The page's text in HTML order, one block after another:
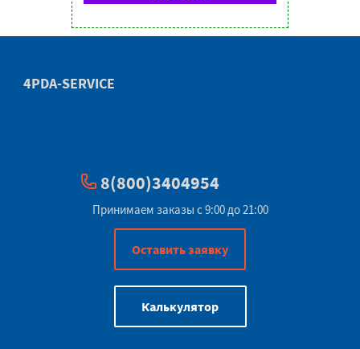
4PDA-SERVICE
8(800)3404954
Принимаем заказы с 9:00 до 21:00
Оставить заявку
Калькулятор